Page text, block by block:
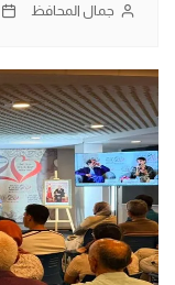
جمال المحافظ